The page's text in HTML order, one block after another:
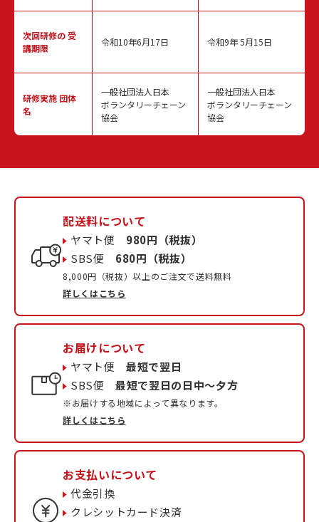
次回研修の受
講期限
研修実施 団体
名
令和10年6月17日
一般社団法人日本
ボランタリーチェーン
協会
令和9年 5月15日
一般社団法人日本
ボランタリーチェーン
協会
配送料について
ヤマト便 980円（税抜）
SBS便 680円（税抜）
8,000円（税抜）以上のご注文で送料無料
詳しくはこちら
お届けについて
ヤマト便最短で翌日
SBS便最短で翌日の日中〜夕方
※お届けする地域によって異なります。
詳しくはこちら
お支払いについて
代金引換
クレシットカード決済